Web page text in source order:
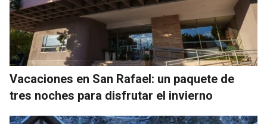
Vacaciones en San Rafael: un paquete de
tres noches para disfrutar el invierno